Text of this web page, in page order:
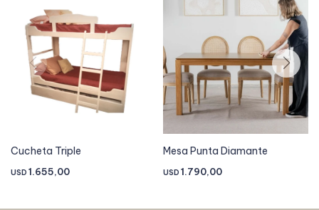
Cucheta Triple
USD 1.655,00
Mesa Punta Diamante
USD 1.790,00